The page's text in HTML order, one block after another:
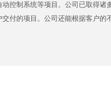
控制系统等项目。公司已取得
交付的项目。公司还能根据客户